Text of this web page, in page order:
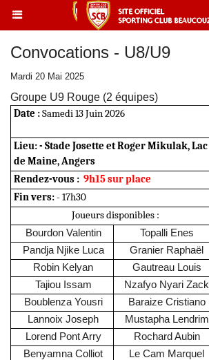
Convocations - U8/U9
Mardi 20 Mai 2025
Groupe U9 Rouge (2 équipes)
Date :Samedi 13 Juin 2026
Lieu:- Stade Josette et Roger Mikulak, Lac
de Maine, Angers
Rendez-vous : 9h15 sur place
Fin vers:- 17h30
Joueurs disponibles :
Bourdon Valentin
Topalli Enes
Pandja Njike Luca
Granier Raphaël
Robin Kelyan
Gautreau Louis
Tajiou Issam
Nzafyo Nyari Zack
Boublenza Yousri
Baraize Cristiano
Lannoix Joseph
Mustapha Lendrim
Lorend Pont Arry
Rochard Aubin
Benyamna Colliot
Le Cam Marquel